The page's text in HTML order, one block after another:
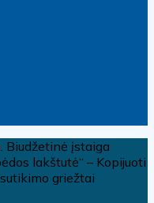
Biudžetinė įstaiga
lakštutė“ – Kopijuoti
griežtai